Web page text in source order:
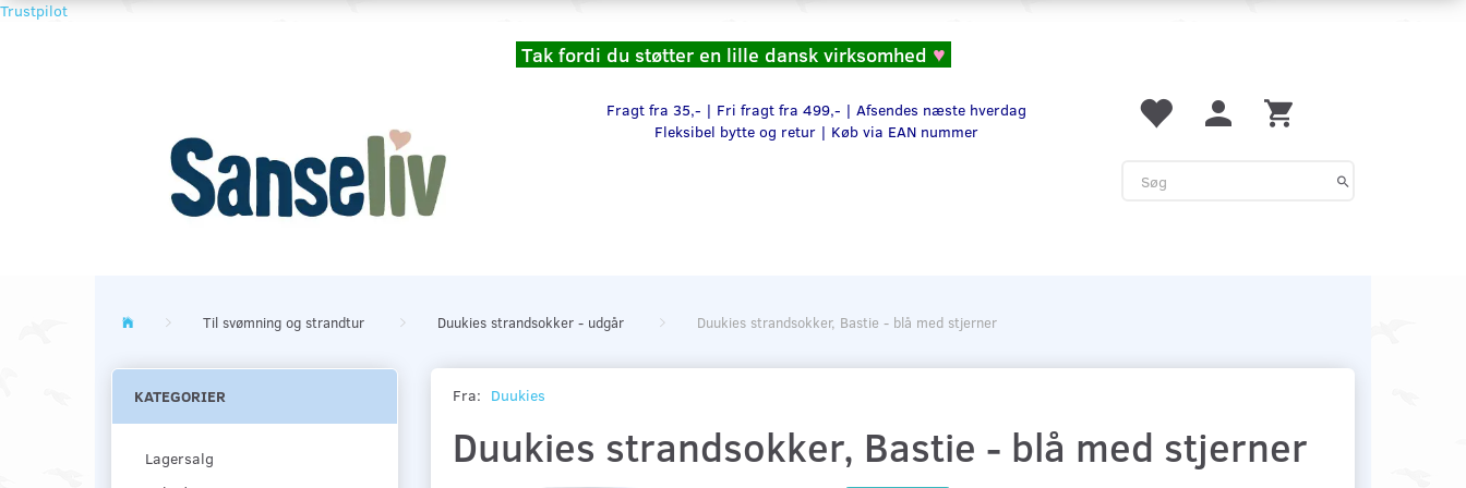
Trustpilot
Tak fordi du støtter en lille dansk virksomhed ♥
Fragt fra 35,- | Fri fragt fra 499,- | Afsendes næste hverdag
Fleksibel bytte og retur | Køb via EAN nummer
Til svømning og strandtur Duukies strandsokker - udgår Duukies strandsokker, Bastie - blå med stjerner
KATEGORIER
Lagersalg
Fra: Duukies
Duukies strandsokker, Bastie - blå med stjerner